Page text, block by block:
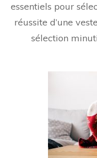
essentiels pour
réussite d’une
sélection